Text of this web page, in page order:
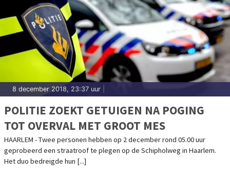
8 december 2018, 23:37 uur
POLITIE ZOEKT GETUIGEN NA POGING
TOT OVERVAL MET GROOT MES
HAARLEM - Twee personen hebben op 2 december rond 05.00 uur
geprobeerd een straatroof te plegen op de Schipholweg in Haarlem.
Het duo bedreigde hun [...]